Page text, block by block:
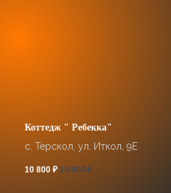
Коттедж " Ребекка"
с. Терскол, ул. Иткол, 9Е
10 800 ₽ 13 000 ₽